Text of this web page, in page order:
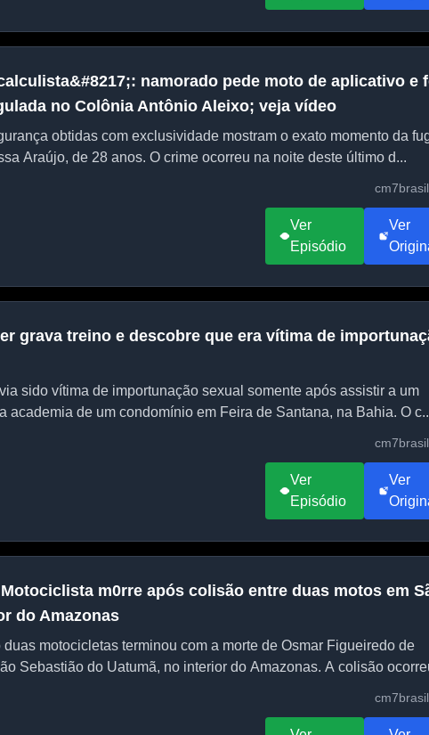
namorado pede moto de aplicativo e
no Colônia Antônio Aleixo; veja vídeo
obtidas com exclusividade mostram o exato momento da
Araújo, de 28 anos. O crime ocorreu na noite deste último d...
Ver
Episódio
Ver
grava treino e descobre que era vítima de
sido vítima de importunação sexual somente após assistir a um
academia de um condomínio em Feira de Santana, na Bahia. O
Ver
Episódio
Ver
m0rre após colisão entre duas motos em
do Amazonas
motocicletas terminou com a morte de Osmar Figueiredo de
Sebastião do Uatumã, no interior do Amazonas. A colisão